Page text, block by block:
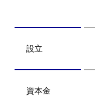
設立
資本金